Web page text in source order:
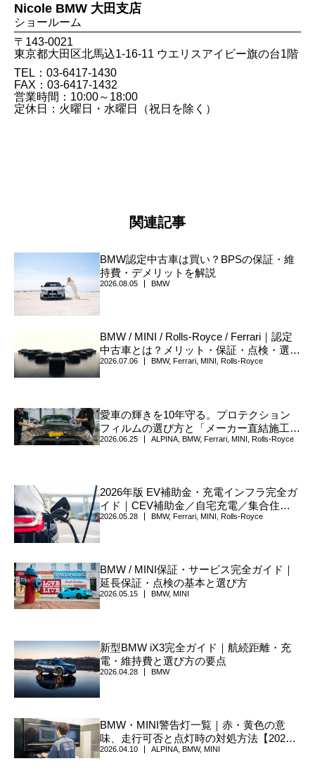
Nicole BMW 大田支店
ショールーム
〒143-0021
東京都大田区北馬込1-16-11 ウエリスアイビー旗の台1階
TEL：03-6417-1430
FAX：03​-6417​-1432
営業時間：10:00～18:00
定休日：火曜日・水曜日（祝日を除く）
関連記事
BMW認定中古車は買い？BPSの保証・維
持費・デメリットを解説
2026.08.05 BMW
BMW / MINI / Rolls-Royce / Ferrari｜認定
中古車とは？メリット・保証・点検・選び
方について
2026.07.06 BMW, Ferrari MINI Rolls-Royce
愛車の輝きを10年守る。プロテクション
フィルムの選び方と「メーカー直結施工」
の真価
2026.06.25 ALPINA ,BMW,Ferrari ,MINI ,Rolls-Royce
2026年版 EV補助金・充電インフラ完全ガ
イド｜CEV補助金／自宅充電／集合住宅
／V2H／自治体上乗せまで、確認手順を一
2026.05.28 BMW,Ferrari ,MINI ,Rolls-Royce
BMW / MINI保証・サービス完全ガイド｜
延長保証・点検の基本と選び方
2026.05.15 BMW, MINI
新型BMW iX3完全ガイド｜航続距離・充
電・維持費と選び方の要点
2026.04.28 BMW
BMW・MINI警告灯一覧｜赤・黄色の意
味、走行可否と点灯時の対処方法【2026
年版】
2026.04.10 ALPINA ,BMW,MINI